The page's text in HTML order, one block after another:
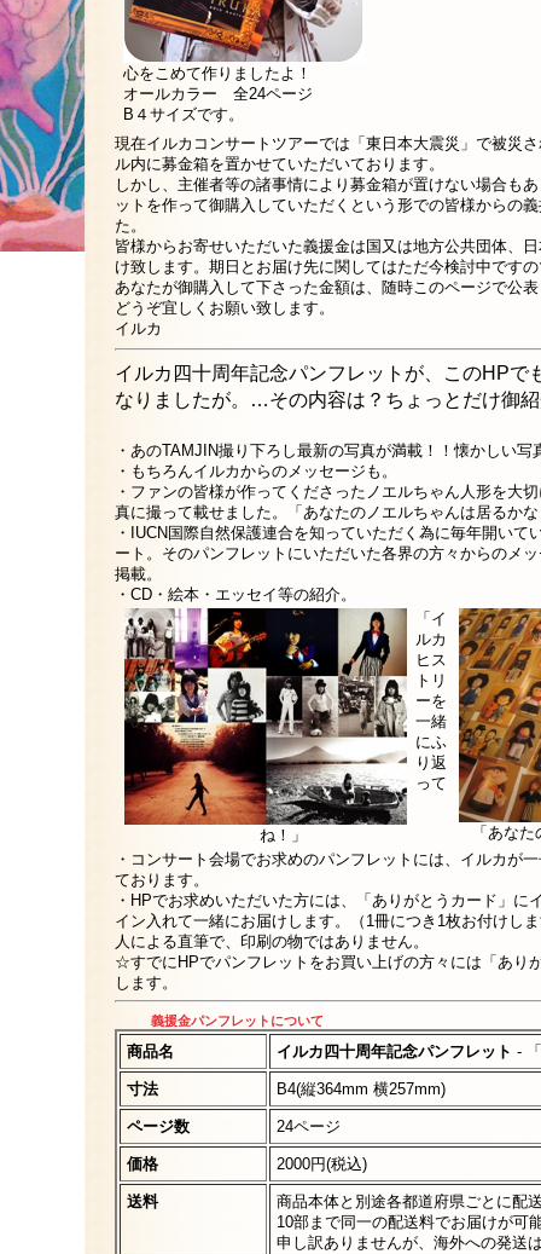
心をこめて作りましたよ！
オールカラー 全24ページ
B４サイズです。
現在イルカコンサートツアーでは「東日本大震災」で被災
ル内に募金箱を置かせていただいております。
しかし、主催者等の諸事情により募金箱が置けない場合も
ットを作って御購入していただくという形での皆様からの
た。
皆様からお寄せいただいた義援金は国又は地方公共団体、
け致します。期日とお届け先に関してはただ今検討中です
あなたが御購入して下さった金額は、随時このページで公
どうぞ宜しくお願い致します。
イルカ
イルカ四十周年記念パンフレットが、このHPで
なりましたが。…その内容は？ちょっとだけ御
・あのTAMJIN撮り下ろし最新の写真が満載！！懐かしい
・もちろんイルカからのメッセージも。
・ファンの皆様が作ってくださったノエルちゃん人形を大
真に撮って載せました。「あなたのノエルちゃんは居るか
・IUCN国際自然保護連合を知っていただく為に毎年開いて
ート。そのパンフレットにいただいた各界の方々からのメ
掲載。
・CD・絵本・エッセイ等の紹介。
「イ
ルカ
ヒス
トリ
ーを
一緒
にふ
り返
って
ね！」
「あな
・コンサート会場でお求めのパンフレットには、イルカが
ております。
・HPでお求めいただいた方には、「ありがとうカード」に
イン入れて一緒にお届けします。（1冊につき1枚お付けし
人による直筆で、印刷の物ではありません。
☆すでにHPでパンフレットをお買い上げの方々には「あり
します。
義援金パンフレットについて
商品名 イルカ四十周年記念パンフレット -
寸法 B4(縦364mm 横257mm)
ページ数 24ページ
価格 2000円(税込)
送料
商品本体と別途各都道府県ごとに配
10部まで同一の配送料でお届けが可
申し訳ありませんが、海外への発送